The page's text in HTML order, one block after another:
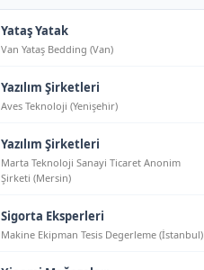
Yataş Yatak
Van Yataş Bedding (Van)
Yazılım Şirketleri
Aves Teknoloji (Yeni̇şehi̇r)
Yazılım Şirketleri
Marta Teknoloji Sanayi Ticaret Anonim
Şirketi (Mersin)
Sigorta Eksperleri
Makine Ekipman Tesis Degerleme (İstanbul)